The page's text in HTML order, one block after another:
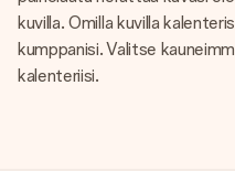
kuvilla. Omilla kuvilla
kumppanisi. Valitse
kalenteriisi.